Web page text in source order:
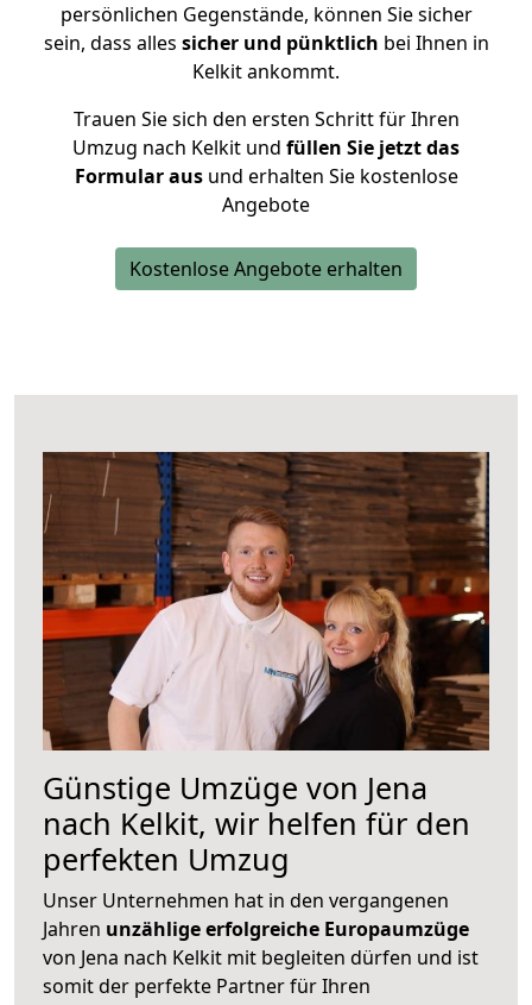
persönlichen Gegenstände, können Sie sicher
sein, dass alles sicher und pünktlich bei Ihnen in
Kelkit ankommt.
Trauen Sie sich den ersten Schritt für Ihren
Umzug nach Kelkit und füllen Sie jetzt das
Formular ausund erhalten Sie kostenlose
Angebote
Kostenlose Angebote erhalten
Günstige Umzüge von Jena
nach Kelkit, wir helfen für den
perfekten Umzug
Unser Unternehmen hat in den vergangenen
Jahren unzählige erfolgreiche Europaumzüge
von Jena nach Kelkit mit begleiten dürfen und ist
somit der perfekte Partner für Ihren